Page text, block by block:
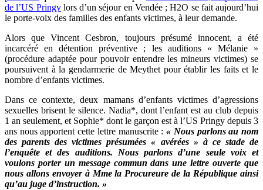
de l’US Pringylors d’un séjour en Vendée ; H2O se fait aujourd’hui
le porte-voix des familles des enfants victimes, à leur demande.
Alors que Vincent Cesbron, toujours présumé innocent, a été
incarcéré en détention préventive ; les auditions « Mélanie »
(procédure adaptée pour pouvoir entendre les mineurs victimes) se
poursuivent à la gendarmerie de Meythet pour établir les faits et le
nombre d’enfants victimes.
Dans ce contexte, deux mamans d’enfants victimes d’agressions
sexuelles brisent le silence. Nadia*, dont l’enfant est au club depuis
1 an seulement, et Sophie* dont le garçon est à l’US Pringy depuis 3
ans nous apportent cette lettre manuscrite :« Nous parlons au nom
des parents des victimes présumées « avérées » à ce stade de
l’enquête et des auditions. Nous parlons d’une seule voix et
voulons porter un message commun dans une lettre ouverte que
nous allons envoyer à Mme la Procureure de la République ainsi
qu’au juge d’instruction. »